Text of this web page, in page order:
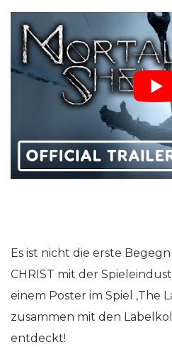
Es ist nicht die erste
CHRIST mit der
einem Poster im Spiel ‚The
zusammen mit den
entdeckt!